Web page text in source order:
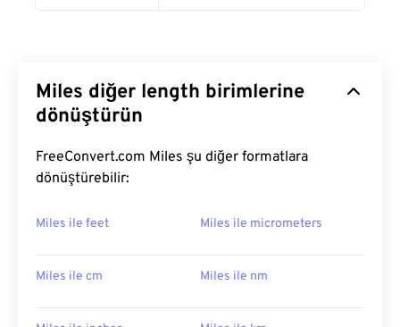
Miles diğer length birimlerine
dönüştürün
FreeConvert.com Miles şu diğer formatlara
dönüştürebilir:
Miles ile feet Miles ile micrometers
Miles ile cm Miles ile nm